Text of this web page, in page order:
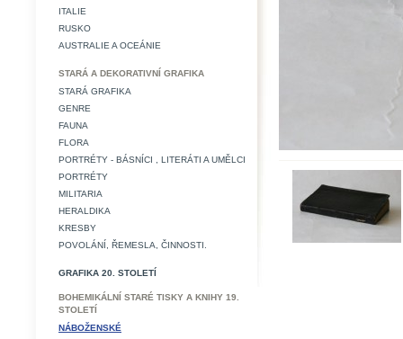
ITALIE
RUSKO
AUSTRALIE A OCEÁNIE
STARÁ A DEKORATIVNÍ GRAFIKA
STARÁ GRAFIKA
GENRE
FAUNA
FLORA
PORTRÉTY - BÁSNÍCI , LITERÁTI A UMĚLCI
PORTRÉTY
MILITARIA
HERALDIKA
KRESBY
POVOLÁNÍ, ŘEMESLA, ČINNOSTI.
GRAFIKA 20. STOLETÍ
BOHEMIKÁLNÍ STARÉ TISKY A KNIHY 19.
STOLETÍ
NÁBOŽENSKÉ